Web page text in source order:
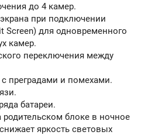
до 4 камер.
при подключении
Screen) для одновременного
камер.
переключения между
преградами и помехами.
батареи.
блоке в ночное
яркость световых